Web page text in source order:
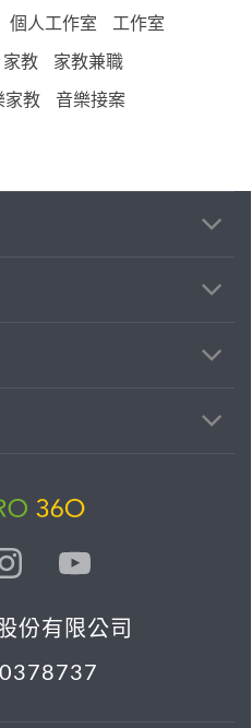
個人工作室 工作室
家教 家教兼職
家教 音樂接案
份有限公司